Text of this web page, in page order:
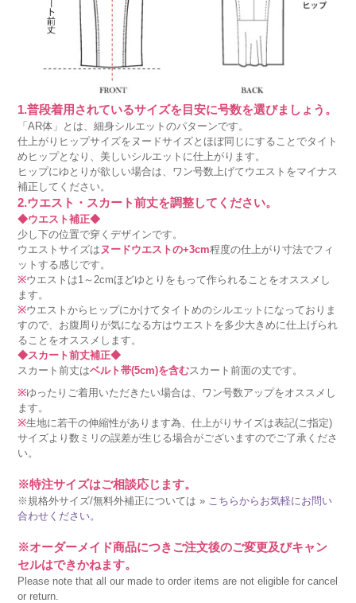
1.普段着用されているサイズを目安に号数を選びましょう。
「AR体」とは、細身シルエットのパターンです。
仕上がりヒップサイズをヌードサイズとほぼ同じにすることでタイト
めヒップとなり、美しいシルエットに仕上がります。
ヒップにゆとりが欲しい場合は、ワン号数上げてウエストをマイナス
補正してください。
2.ウエスト・スカート前丈を調整してください。
◆ウエスト補正◆
少し下の位置で穿くデザインです。
ウエストサイズは ヌードウエストの+3cm程度の仕上がり寸法でフィ
ットする感じです。
※ウエストは1～2cmほどゆとりをもって作られることをオススメし
ます。
※ウエストからヒップにかけてタイトめのシルエットになっておりま
すので、お腹周りが気になる方はウエストを多少大きめに仕上げられ
ることをオススメします。
◆スカート前丈補正◆
スカート前丈はベルト帯(5cm)を含むスカート前面の丈です。
※ゆったりご着用いただきたい場合は、ワン号数アップをオススメし
ます。
※生地に若干の伸縮性があります為、仕上がりサイズは表記(ご指定)
サイズより数ミリの誤差が生じる場合がございますのでご了承くださ
い。
※特注サイズはご相談応じます。
※規格外サイズ/無料外補正については » こちらからお気軽にお問い
合わせください。
※オーダーメイド商品につきご注文後のご変更及びキャン
セルはできかねます。
Please note that all our made to order items are not eligible for cancel
or return.